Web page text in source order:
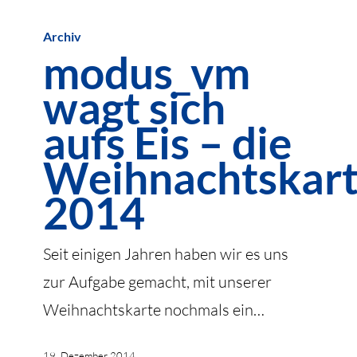
wagt
sich
aufs
Weihnachtskarte
Archiv
modus_vm
wagt sich
aufs Eis – die
2014
Seit einigen Jahren haben wir es uns
zur Aufgabe gemacht, mit unserer
Weihnachtskarte nochmals ein…